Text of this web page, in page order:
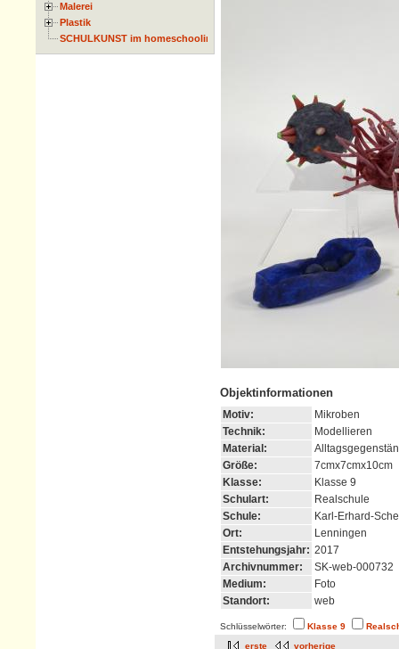
Malerei
Plastik
SCHULKUNST im homeschooling
Objektinformationen
Motiv:
Mikroben
Technik:
Modellieren
Material:
Größe:
7cmx7cmx10cm
Klasse:
Klasse 9
Schulart:
Realschule
Schule:
Karl-Erhard-
Ort:
Lenningen
Entstehungsjahr: 2017
Archivnummer:
SK-web-000732
Medium:
Foto
Standort:
web
Schlüsselwörter: Klasse 9
erste
vorherige